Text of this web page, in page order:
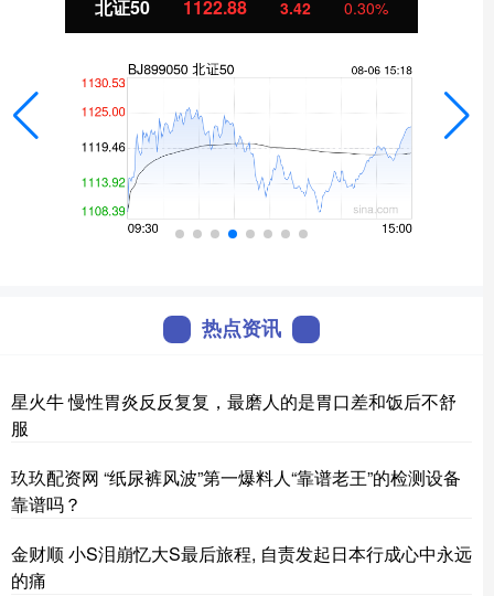
北证50 1122.88 3.42 0.30%
热点资讯
星火牛 慢性胃炎反反复复，最磨人的是胃口差和饭后不舒
服
玖玖配资网 “纸尿裤风波”第一爆料人“靠谱老王”的检测设备
靠谱吗？
金财顺 小S泪崩忆大S最后旅程, 自责发起日本行成心中永远
的痛